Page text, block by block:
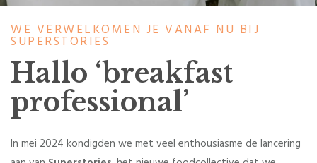
WE VERWELKOMEN JE VANAF NU BIJ
SUPERSTORIES
Hallo ‘breakfast
professional’
In mei 2024 kondigden we met veel enthousiasme de lancering